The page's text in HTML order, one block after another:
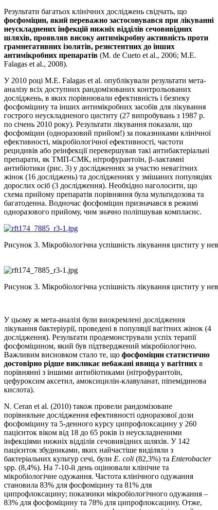
Результати багатьох клінічних досліджень свідчать, що
фосфоміцин, який переважно застосовувався при лікуванні
неускладнених інфекцій нижніх відділів сечовивідних
шляхів, проявляв високу антимікробну активність проти
грамнегативних ізолятів, резистентних до інших
антимікробних препаратів (M. de Cueto et al., 2006; М.Е.
Falagas et al., 2008).
У 2010 році М.Е. Falagas et al. опублікували результати мета-
аналізу всіх доступних рандомізованих контрольованих
досліджень, в яких порівнювали ефективність і безпеку
фосфоміцину та інших антимікробних засобів для лікування
гострого неускладненого циститу (27 випробувань з 1987 р.
по січень 2010 року). Результати лікування показали, що
фосфоміцин (одноразовий прийом!) за показниками клінічної
ефективності, мікробіологічної ефективності, частоти
рецидивів або реінфекції перевершував такі антибактеріальні
препарати, як ТМП-СМК, нітрофурантоїн, β-лактамні
антибіотики (рис. 3) у дослідженнях за участю невагітних
жінок (16 досліджень) та дослідженнях у змішаних популяціях
дорослих осіб (3 дослідження). Необхідно наголосити, що
схема прийому препаратів порівняння була мультидозова та
багатоденна. Водночас фосфоміцин призначався в режимі
одноразового прийому, чим значно поліпшував комплаєнс.
Рисунок 3. Мікробіологічна успішність лікування циститу у
Рисунок 3. Мікробіологічна успішність лікування циститу у
У цьому ж мета-аналізі були виокремлені дослідження
лікування бактеріурії, проведені в популяції вагітних жінок (4
дослідження). Результати продемонстрували успіх терапії
фосфоміцином, який був підтверджений мікробіологічно.
Важливим висновком стало те, що фосфоміцин статистично
достовірно рідше викликає небажані явища у вагітних в
порівнянні з іншими антибіотиками (нітрофурантоїн,
цефуроксим аксетил, амоксицилін-клавуланат, піпемідинова
кислота).
N. Ceran et al. (2010) також провели рандомізоване
порівняльне дослідження ефективності одноразової дози
фосфоміцину та 5-денного курсу ципрофлоксацину у 260
пацієнток віком від 18 до 65 років із неускладненими
інфекціями нижніх відділів сечовивідних шляхів. У 142
пацієнток збудниками, яких найчастіше виділяли з
бактеріальних культур сечі, були E. coli (82,3%) та Enterobacter
spp. (8,4%). На 7-10-й день оцінювали клінічне та
мікробіологічне одужання. Частота клінічного одужання
становила 83% для фосфоміцину та 81% для
ципрофлоксацину; показники мікробіологічного одужання –
83% для фосфоміцину та 78% для ципрофлоксацину. Отже,